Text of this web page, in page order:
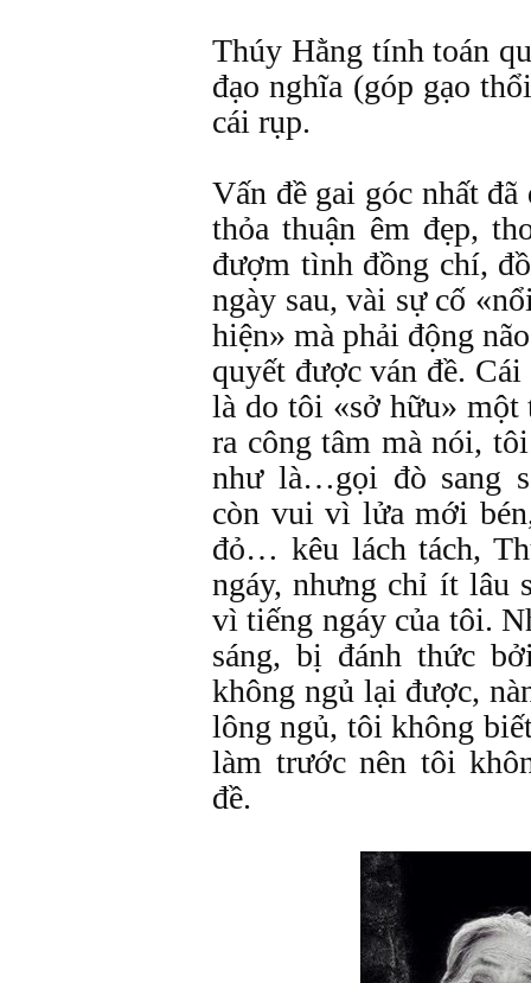
Thúy Hằng tính toán
đạo nghĩa (góp gạo
cái rụp.
Vấn đề gai góc nhất
thỏa thuận êm đẹp,
đượm tình đồng chí,
ngày sau, vài sự cố
hiện» mà phải động
quyết được ván đề.
là do tôi «sở hữu»
ra công tâm mà nói,
như là…gọi đò sang
còn vui vì lửa mới
đỏ… kêu lách tách,
ngáy, nhưng chỉ ít lâu
vì tiếng ngáy của tôi.
sáng, bị đánh thức
không ngủ lại được,
lông ngủ, tôi không
làm trước nên tôi
đề.